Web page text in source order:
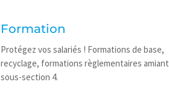
Formation
Protégez vos salariés ! Formations de base,
recyclage, formations règlementaires
sous-section 4.